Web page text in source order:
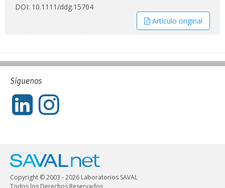
DOI: 10.1111/ddg.15704
Artículo original
Síguenos
Copyright © 2003 - 2026 Laboratorios SAVAL